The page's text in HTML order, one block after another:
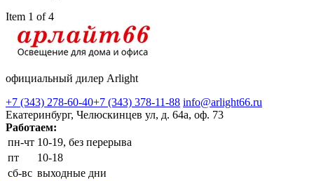
Item 1 of 4
официальный дилер Arlight
+7 (343) 278-60-40+7 (343) 378-11-88 info@arlight66.ru
Екатеринбург, Челюскинцев ул, д. 64а, оф. 73
Работаем:
пн-чт 10-19, без перерыва
пт
10-18
сб-вс выходные дни